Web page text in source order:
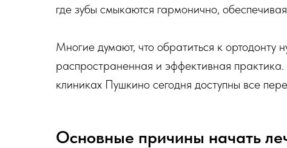
где зубы смыкаются гармонично,
Многие думают, что обратиться к
распространенная и эффективная
клиниках Пушкино сегодня доступны все
Основные причины начать